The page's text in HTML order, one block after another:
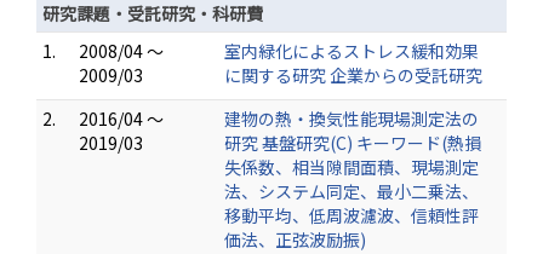
研究課題・受託研究・科研費
1.
2008/04 ～
2009/03
室内緑化によるストレス緩和効果
に関する研究 企業からの受託研究
2.
2016/04 ～
2019/03
建物の熱・換気性能現場測定法の
研究 基盤研究(C) キーワード(熱損
失係数、相当隙間面積、現場測定
法、システム同定、最小二乗法、
移動平均、低周波濾波、信頼性評
価法、正弦波励振)